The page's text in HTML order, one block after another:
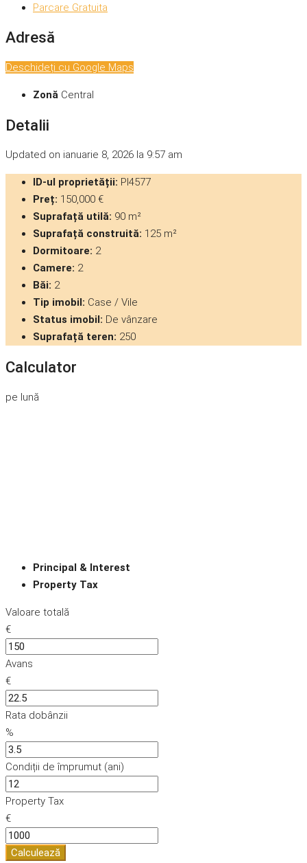
Parcare Gratuita
Adresă
Deschideți cu Google Maps
Zonă Central
Detalii
Updated on ianuarie 8, 2026 la 9:57 am
ID-ul proprietății: PI4577
Preț: 150,000 €
Suprafață utilă: 90 m²
Suprafață construită: 125 m²
Dormitoare: 2
Camere: 2
Băi: 2
Tip imobil: Case / Vile
Status imobil: De vânzare
Suprafață teren: 250
Calculator
pe lună
Principal & Interest
Property Tax
Valoare totală
€
Avans
€
Rata dobânzii
%
Condiții de împrumut (ani)
Property Tax
€
Calculează